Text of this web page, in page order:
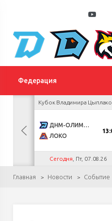
Федерация
Кубок Владимира
ДНМ-ОЛИМПИК
ЛОКО
Сегодня , Пт, 07.08.26
Главная Новости Событие